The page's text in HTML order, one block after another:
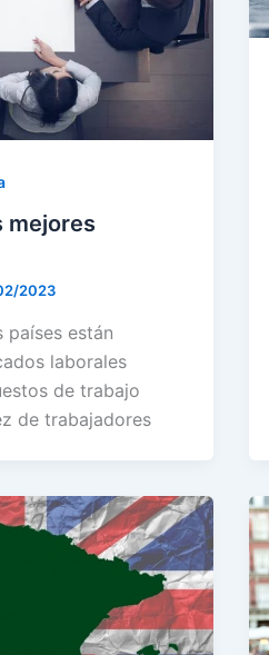
mejores
2023
países están
laborales
de trabajo
de trabajadores